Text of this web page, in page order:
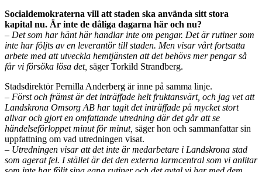
Socialdemokraterna vill att staden ska använda sitt stora
kapital nu. Är inte de dåliga dagarna här och nu?
– Det som har hänt här handlar inte om pengar. Det är rutiner som
inte har följts av en leverantör till staden. Men visar vårt fortsatta
arbete med att utveckla hemtjänsten att det behövs mer pengar så
får vi försöka lösa det, säger Torkild Strandberg.
Stadsdirektör Pernilla Anderberg är inne på samma linje.
– Först och främst är det inträffade helt fruktansvärt, och jag vet att
Landskrona Omsorg AB har tagit det inträffade på mycket stort
allvar och gjort en omfattande utredning där det går att se
händelseförloppet minut för minut, säger hon och sammanfattar sin
uppfattning om vad utredningen visat.
– Utredningen visar att det inte är medarbetare i Landskrona stad
som agerat fel. I stället är det den externa larmcentral som vi anlitar